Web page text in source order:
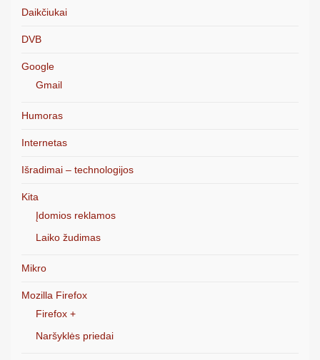
Daikčiukai
DVB
Google
Gmail
Humoras
Internetas
Išradimai – technologijos
Kita
Įdomios reklamos
Laiko žudimas
Mikro
Mozilla Firefox
Firefox +
Naršyklės priedai